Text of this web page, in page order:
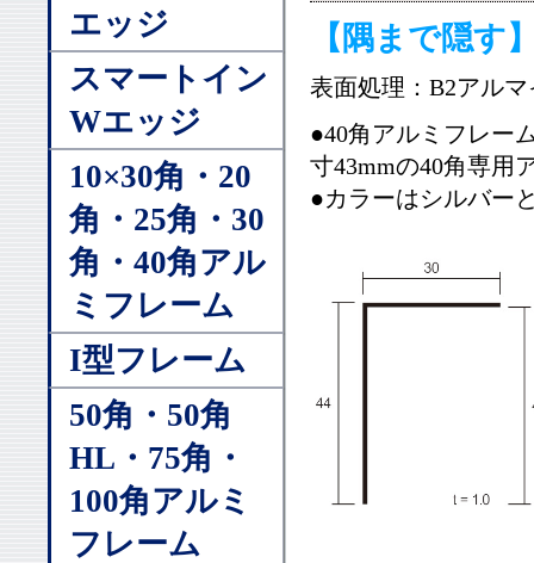
エッジ
スマートイン
Wエッジ
10×30角・20
角・25角・30
角・40角アル
ミフレーム
I型フレーム
50角・50角
HL・75角・
100角アルミ
フレーム
【隅まで隠す
表面処理：B2アル
●40角アルミフレー
寸43mmの40角専用
●カラーはシルバー